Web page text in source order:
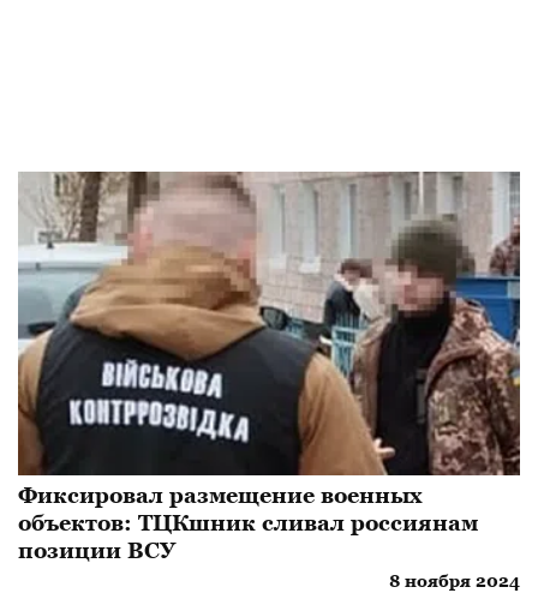
Фиксировал размещение военных
объектов: ТЦКшник сливал россиянам
позиции ВСУ
8 ноября 2024